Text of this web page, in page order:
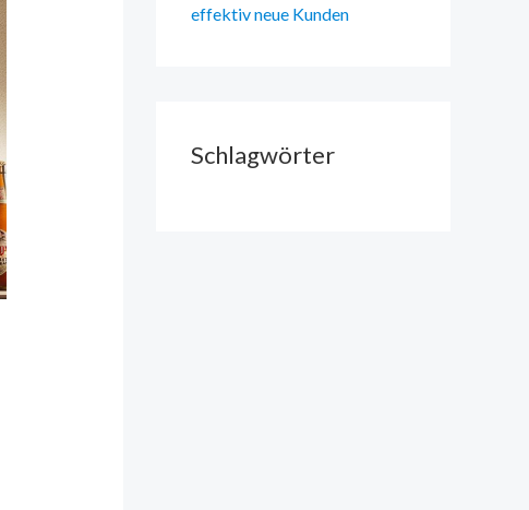
effektiv neue Kunden
Schlagwörter